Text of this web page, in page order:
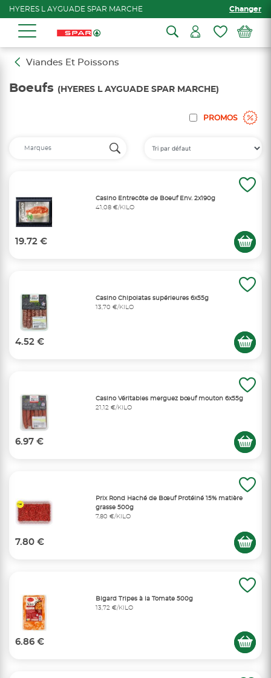
HYERES L AYGUADE SPAR MARCHE Changer
Viandes Et Poissons
Boeufs (HYERES L AYGUADE SPAR MARCHE)
PROMOS
Casino Entrecôte de Boeuf Env. 2x190g
41,08 €/KILO
19.72 €
Casino Chipolatas supérieures 6x55g
13,70 €/KILO
4.52 €
Casino Véritables merguez bœuf mouton 6x55g
21,12 €/KILO
6.97 €
Prix Rond Haché de Bœuf Protéiné 15% matière
grasse 500g
7,80 €/KILO
7.80 €
Bigard Tripes à la Tomate 500g
13,72 €/KILO
6.86 €